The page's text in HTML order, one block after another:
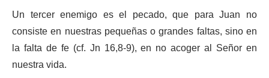
Un tercer enemigo es el pecado, que para Juan no
consiste en nuestras pequeñas o grandes faltas, sino en
la falta de fe (cf. Jn 16,8-9), en no acoger al Señor en
nuestra vida.